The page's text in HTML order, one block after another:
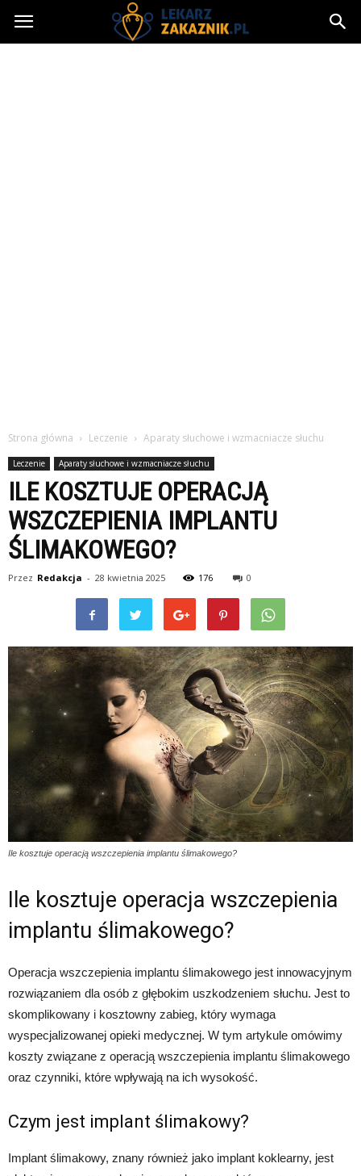
Lekarzzakaznik.pl
Strona główna Leczenie Aparaty słuchowe i wzmacniacze słuchu
Leczenie Aparaty słuchowe i wzmacniacze słuchu
ILE KOSZTUJE OPERACJĄ
WSZCZEPIENIA IMPLANTU
ŚLIMAKOWEGO?
Przez Redakcja - 28 kwietnia 2025 176 0
Ile kosztuje operacją wszczepienia implantu ślimakowego?
Ile kosztuje operacja wszczepienia
implantu ślimakowego?
Operacja wszczepienia implantu ślimakowego jest innowacyjnym
rozwiązaniem dla osób z głębokim uszkodzeniem słuchu. Jest to
skomplikowany i kosztowny zabieg, który wymaga
wyspecjalizowanej opieki medycznej. W tym artykule omówimy
koszty związane z operacją wszczepienia implantu ślimakowego
oraz czynniki, które wpływają na ich wysokość.
Czym jest implant ślimakowy?
Implant ślimakowy, znany również jako implant koklearny, jest